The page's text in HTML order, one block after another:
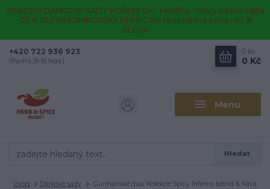
!!!!AKCE!!!! DÁRKOVÉ SADY KOŘENÍ Gril · Healthy · Spicy běžná cena
–25 % SLEVA KAMPOTSKÝ PEPŘ Celá řada běžná cena –20 %
SLEVA
Menu
Hledat
+420 722 936 923
(Po-Pá, 8-16 hod.)
0 ks
0 Kč
Úvod Dárkové sady
Gurmánské duo: Kolekce Spicy Inferno blend & Káva